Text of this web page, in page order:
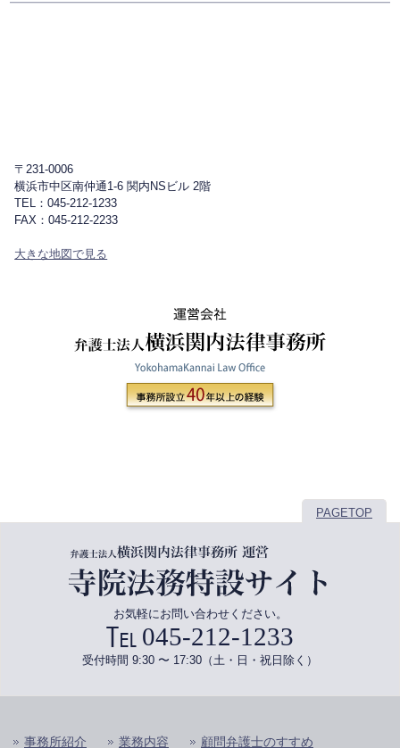
〒231-0006
横浜市中区南仲通1-6 関内NSビル 2階
TEL：045-212-1233
FAX：045-212-2233
大きな地図で見る
PAGETOP
お気軽にお問い合わせください。
045-212-1233
受付時間 9:30 〜 17:30（土・日・祝日除く）
事務所紹介 業務内容 顧問弁護士のすすめ